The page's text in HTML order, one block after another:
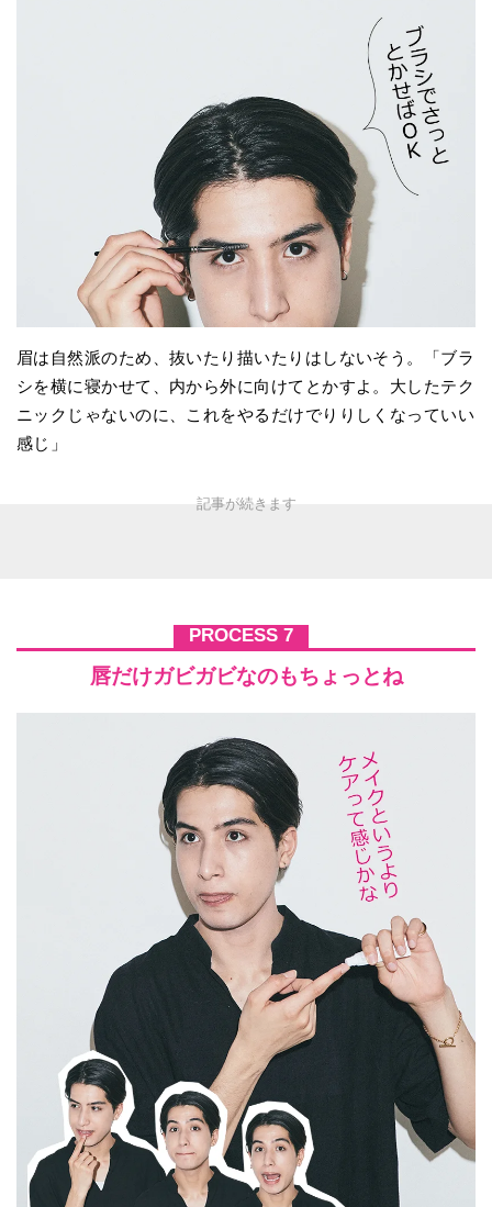
眉は自然派のため、抜いたり描いたりはしないそう。「ブラ
シを横に寝かせて、内から外に向けてとかすよ。大したテク
ニックじゃないのに、これをやるだけでりりしくなっていい
感じ」
PROCESS 7
唇だけガビガビなのもちょっとね